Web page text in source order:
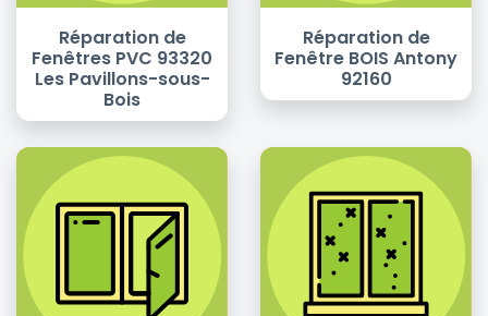
Réparation de
Fenêtres PVC 93320
Les Pavillons-sous-
Bois
Réparation de
Fenêtre BOIS Antony
92160